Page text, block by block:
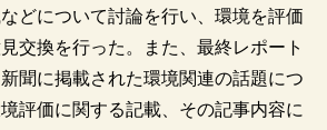
どについて討論を行い、環境を評価
交換を行った。また、最終レポート
聞に掲載された環境関連の話題につ
評価に関する記載、その記事内容に